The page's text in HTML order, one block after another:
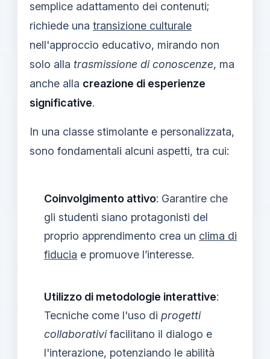
semplice adattamento dei contenuti;
richiede una transizione culturale
nell'approccio educativo, mirando non
solo alla trasmissione di conoscenze, ma
anche alla creazione di esperienze
significative.
In una classe stimolante e personalizzata,
sono fondamentali alcuni aspetti, tra cui:
Coinvolgimento attivo: Garantire che
gli studenti siano protagonisti del
proprio apprendimento crea un clima di
fiducia e promuove l’interesse.
Utilizzo di metodologie interattive:
Tecniche come l'uso di progetti
collaborativifacilitano il dialogo e
l'interazione, potenziando le abilità